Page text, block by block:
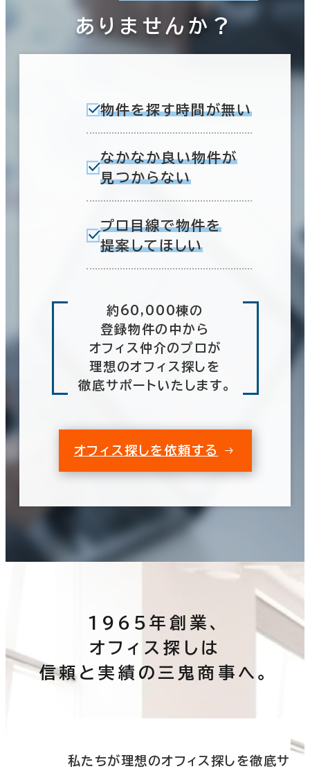
ありませんか？
物件を探す時間が無い
なかなか良い物件が
見つからない
プロ目線で物件を
提案してほしい
約60,000棟の
登録物件の中から
オフィス仲介のプロが
理想のオフィス探しを
徹底サポートいたします。
オフィス探しを依頼する
1965年創業、
オフィス探しは
信頼と実績の三鬼商事へ。
私たちが理想のオフィス探しを徹底サ